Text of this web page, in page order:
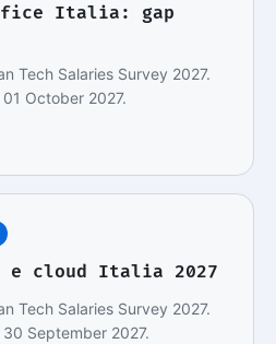
Italia: gap
Tech Salaries Survey 2027.
October 2027.
e cloud Italia 2027
Tech Salaries Survey 2027.
September 2027.